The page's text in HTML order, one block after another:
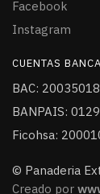
Facebook
Instagram
CUENTAS
BAC:
BANPAIS:
Ficohsa:
© Panaderia
Creado por